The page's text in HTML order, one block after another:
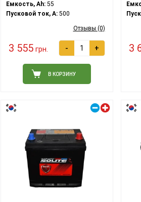
Емкость, Ah: 55
Пусковой ток, A: 500
Отзывы (0)
3 555 грн. - +
В КОРЗИНУ
3